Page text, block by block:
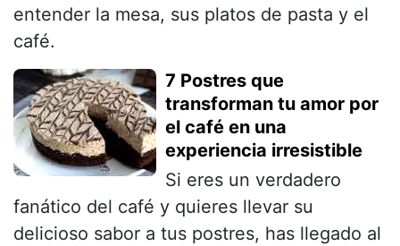
entender la mesa, sus platos de pasta y el
café.
7 Postres que
transforman tu amor por
el café en una
experiencia irresistible
Si eres un verdadero
fanático del café y quieres llevar su
delicioso sabor a tus postres, has llegado al